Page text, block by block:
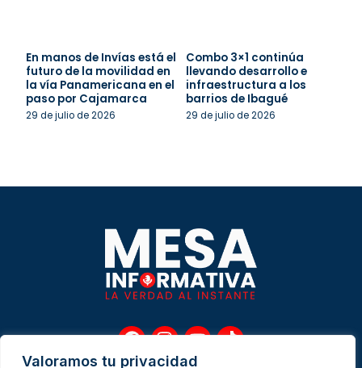
Valoramos tu privacidad
En manos de Invías está el
futuro de la movilidad en
la vía Panamericana en el
paso por Cajamarca
29 de julio de 2026
Combo 3×1 continúa
llevando desarrollo e
infraestructura a los
barrios de Ibagué
29 de julio de 2026
F
a
I
n
Y
o
T